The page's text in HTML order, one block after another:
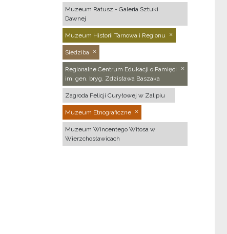
Muzeum Ratusz - Galeria Sztuki
Dawnej
Muzeum Historii Tarnowa i Regionu
Siedziba
Regionalne Centrum Edukacji o Pamięci
im. gen. bryg. Zdzisława Baszaka
Zagroda Felicji Curyłowej w Zalipiu
Muzeum Etnograficzne
Muzeum Wincentego Witosa w
Wierzchosławicach